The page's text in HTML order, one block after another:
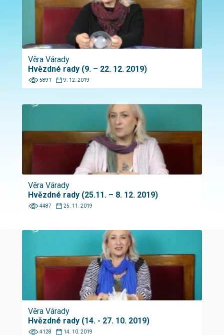
Věra Várady
Hvězdné rady (9. – 22. 12. 2019)
5891 9. 12. 2019
Věra Várady
Hvězdné rady (25.11. – 8. 12. 2019)
4487 25. 11. 2019
Věra Várady
Hvězdné rady (14. - 27. 10. 2019)
4128 14. 10. 2019